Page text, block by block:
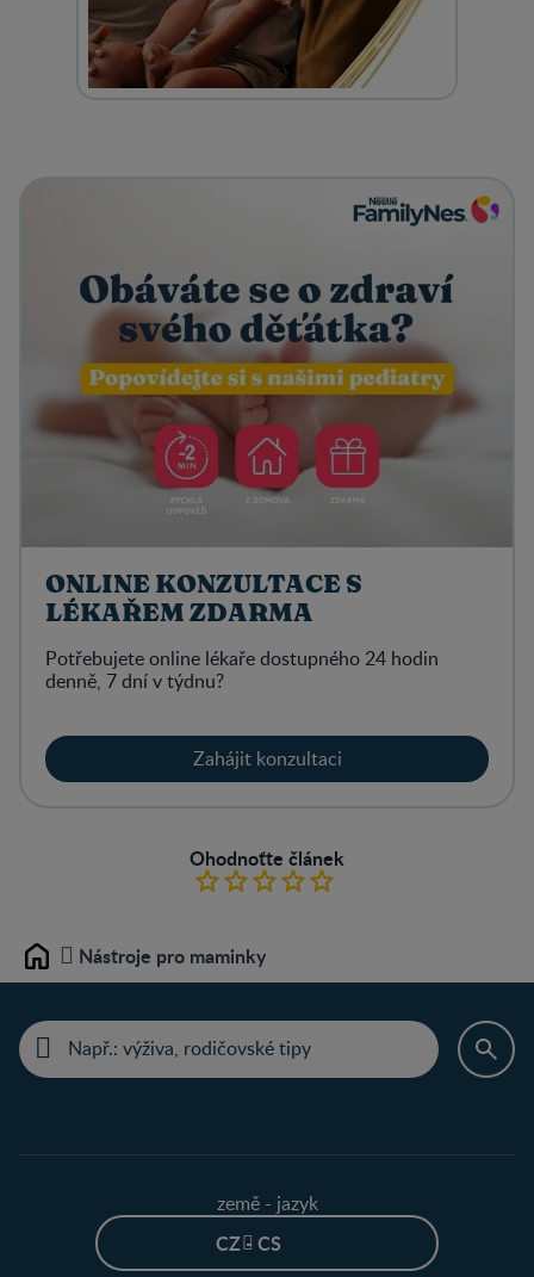
ONLINE KONZULTACE S
LÉKAŘEM ZDARMA
Potřebujete online lékaře dostupného 24 hodin
denně, 7 dní v týdnu?
Zahájit konzultaci
Ohodnoťte článek
Home Nástroje pro maminky
země - jazyk
CZ - CS